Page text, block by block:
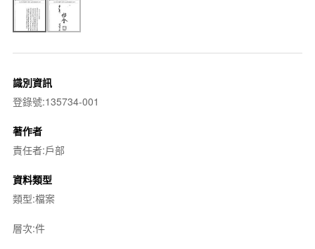
識別資訊
登錄號:135734-001
著作者
責任者:戶部
資料類型
類型:檔案
層次:件